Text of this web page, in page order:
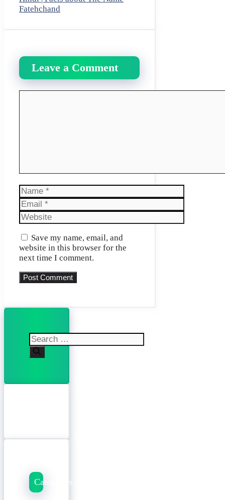
Fatehchand
Leave a Comment
Name
Email
Website
Save my name, email, and
website in this browser for the
next time I comment.
Search
for:
Categories